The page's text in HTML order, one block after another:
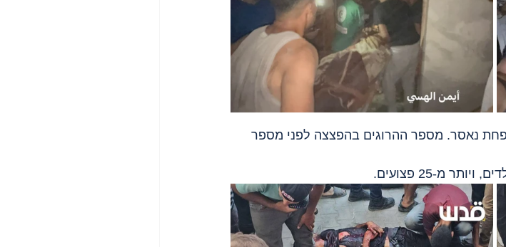
בית משפחת נאסר. מספר ההרוגים בהפצצה לפני מספר